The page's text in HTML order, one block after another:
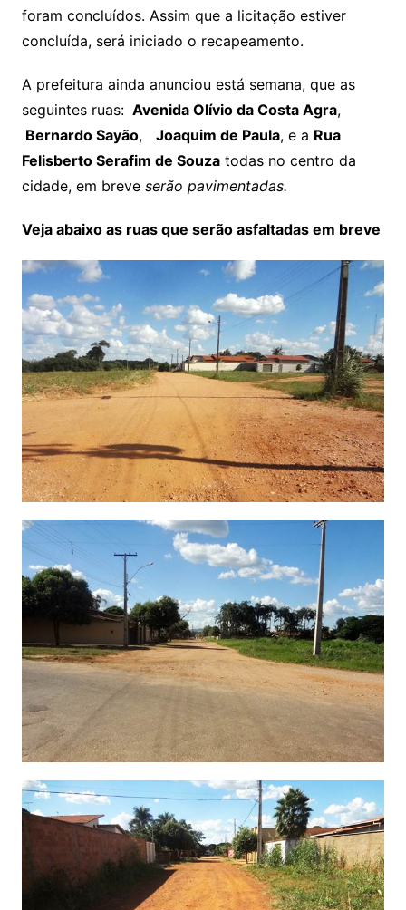
foram concluídos. Assim que a licitação estiver
concluída, será iniciado o recapeamento.
A prefeitura ainda anunciou está semana, que as
seguintes ruas: Avenida Olívio da Costa Agra,
Bernardo Sayão, Joaquim de Paula, e a Rua
Felisberto Serafim de Souzatodas no centro da
cidade, em breve serão pavimentadas.
Veja abaixo as ruas que serão asfaltadas em breve